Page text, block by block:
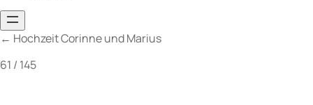
← Hochzeit Corinne und Marius
61 / 145